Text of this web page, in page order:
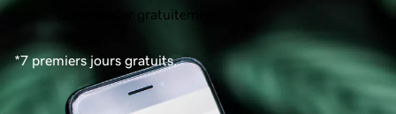
Commencer gratuitement
*7 premiers jours gratuits.